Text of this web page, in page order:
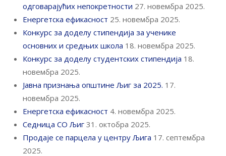
одговарајућих непокретности 27. новембра 2025.
Енергетска ефикасност 25. новембра 2025.
Конкурс за доделу стипендија за ученике
основних и средњих школа 18. новембра 2025.
Конкурс за доделу студентских стипендија 18.
новембра 2025.
Јавна признања општине Љиг за 2025. 17.
новембра 2025.
Енергетска ефикасност 4. новембра 2025.
Седница СО Љиг 31. октобра 2025.
Продаје се парцела у центру Љига 17. септембра
2025.